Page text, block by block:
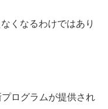
くなるわけではあり
ログラムが提供され